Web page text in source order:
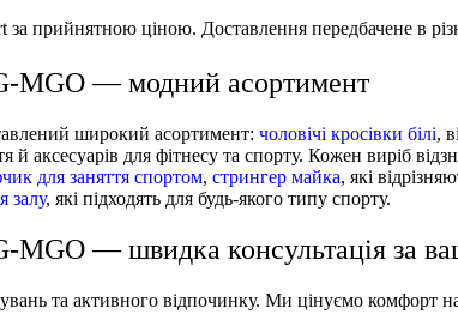
прийнятною ціною. Доставлення передбачене в
MGO — модний асортимент
широкий асортимент: чоловічі кросівки білі,
аксесуарів для фітнесу та спорту. Кожен виріб
для заняття спортом, стрингер майка, які
залу, які підходять для будь-якого типу спорту.
MGO — швидка консультація за
та активного відпочинку. Ми цінуємо комфорт